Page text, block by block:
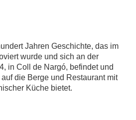
Jahren Geschichte, das im
wurde und sich an der
in Coll de Nargó, befindet und
die Berge und Restaurant mit
Küche bietet.